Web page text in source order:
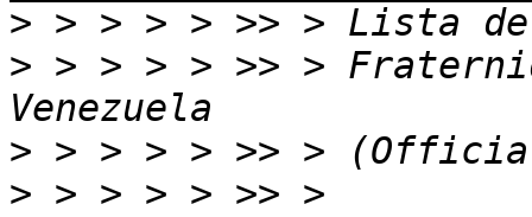
>
> > > > > >> >
>
> > > > > >> >